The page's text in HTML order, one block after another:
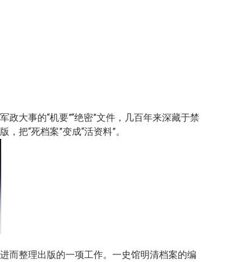
大事的“机要”“绝密”文件，几百年来深藏于禁
把“死档案”变成“活资料”。
而整理出版的一项工作。一史馆明清档案的编